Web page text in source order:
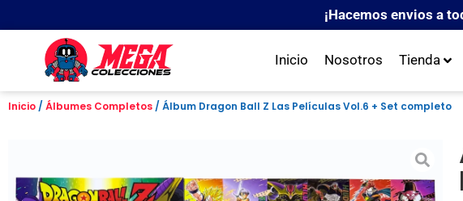
¡Hacemos envios a
Inicio Nosotros Tienda
Inicio / Álbumes Completos / Álbum Dragon Ball Z Las Películas Vol.6 + Set completo